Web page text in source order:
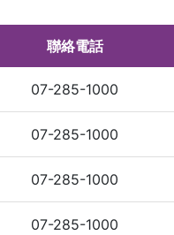
聯絡電話
07-285-1000
07-285-1000
07-285-1000
07-285-1000